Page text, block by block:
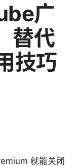
广
替代
技巧
就能关闭